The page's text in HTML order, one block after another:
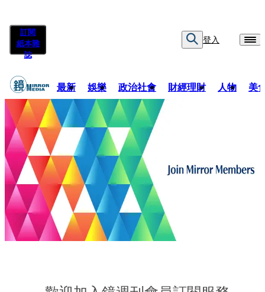
訂閱
紙本雜
誌
登入
最新 娛樂 政治社會 財經理財 人物 美